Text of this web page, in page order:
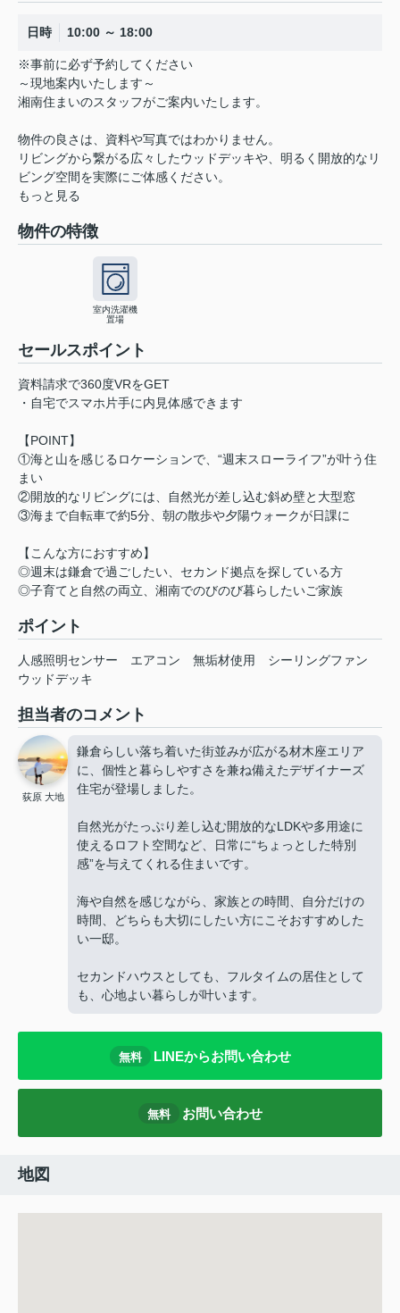
日時 10:00 ～ 18:00
※事前に必ず予約してください
～現地案内いたします～
湘南住まいのスタッフがご案内いたします。
物件の良さは、資料や写真ではわかりません。
リビングから繋がる広々したウッドデッキや、明るく開放的なリ
ビング空間を実際にご体感ください。
もっと見る
物件の特徴
室内洗濯機
置場
セールスポイント
資料請求で360度VRをGET
・自宅でスマホ片手に内見体感できます
【POINT】
①海と山を感じるロケーションで、“週末スローライフ”が叶う住
まい
②開放的なリビングには、自然光が差し込む斜め壁と大型窓
③海まで自転車で約5分、朝の散歩や夕陽ウォークが日課に
【こんな方におすすめ】
◎週末は鎌倉で過ごしたい、セカンド拠点を探している方
◎子育てと自然の両立、湘南でのびのび暮らしたいご家族
ポイント
人感照明センサー エアコン 無垢材使用
シーリングファン
ウッドデッキ
担当者のコメント
荻原 大地
鎌倉らしい落ち着いた街並みが広がる材木座エリア
に、個性と暮らしやすさを兼ね備えたデザイナーズ
住宅が登場しました。
自然光がたっぷり差し込む開放的なLDKや多用途に
使えるロフト空間など、日常に“ちょっとした特別
感”を与えてくれる住まいです。
海や自然を感じながら、家族との時間、自分だけの
時間、どちらも大切にしたい方にこそおすすめした
い一邸。
セカンドハウスとしても、フルタイムの居住として
も、心地よい暮らしが叶います。
無料 LINEからお問い合わせ
無料 お問い合わせ
地図